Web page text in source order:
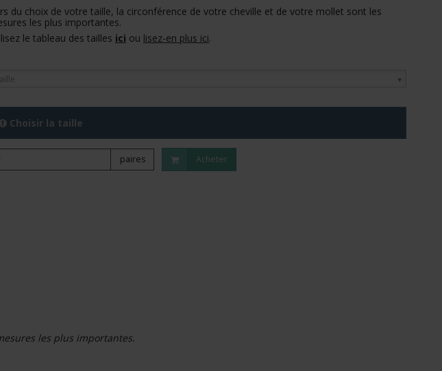
du choix de votre taille, la circonférence de votre cheville et de votre mollet sont les
les plus importantes.
le tableau des tailles ici ou lisez-en plus ici.
Choisir la taille
paires Acheter
les plus importantes.